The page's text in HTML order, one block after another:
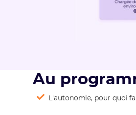
Au
L'autonomie, pour quoi